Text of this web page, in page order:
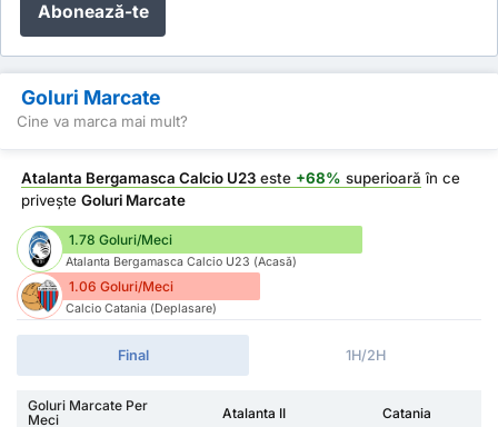
Abonează-te
Goluri Marcate
Cine va marca mai mult?
Atalanta Bergamasca Calcio U23 este +68% superioară în ce
privește Goluri Marcate
1.78 Goluri/Meci
Atalanta Bergamasca Calcio U23 (Acasă)
1.06 Goluri/Meci
Calcio Catania (Deplasare)
Final 1H/2H
Goluri Marcate Per
Meci
Atalanta II Catania